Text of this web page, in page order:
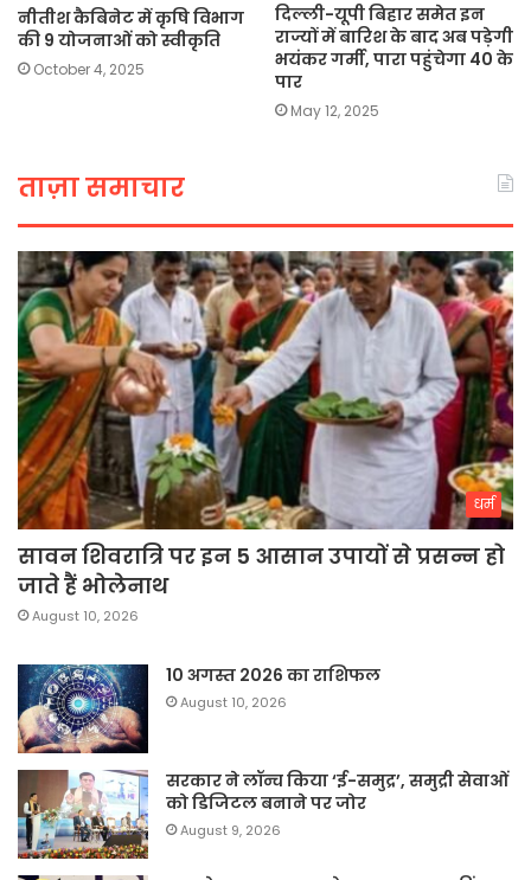
नीतीश कैबिनेट में कृषि विभाग
की 9 योजनाओं को स्वीकृति
October 4, 2025
दिल्ली-यूपी बिहार समेत इन
राज्यों में बारिश के बाद अब पड़ेगी
भयंकर गर्मी, पारा पहुंचेगा 40 के
पार
May 12, 2025
ताज़ा समाचार
धर्म
सावन शिवरात्रि पर इन 5 आसान उपायों से प्रसन्न हो
जाते हैं भोलेनाथ
August 10, 2026
10 अगस्त 2026 का राशिफल
August 10, 2026
सरकार ने लॉन्च किया ‘ई-समुद्र’, समुद्री सेवाओं
को डिजिटल बनाने पर जोर
August 9, 2026